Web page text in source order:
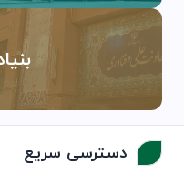
دسترسی سریع